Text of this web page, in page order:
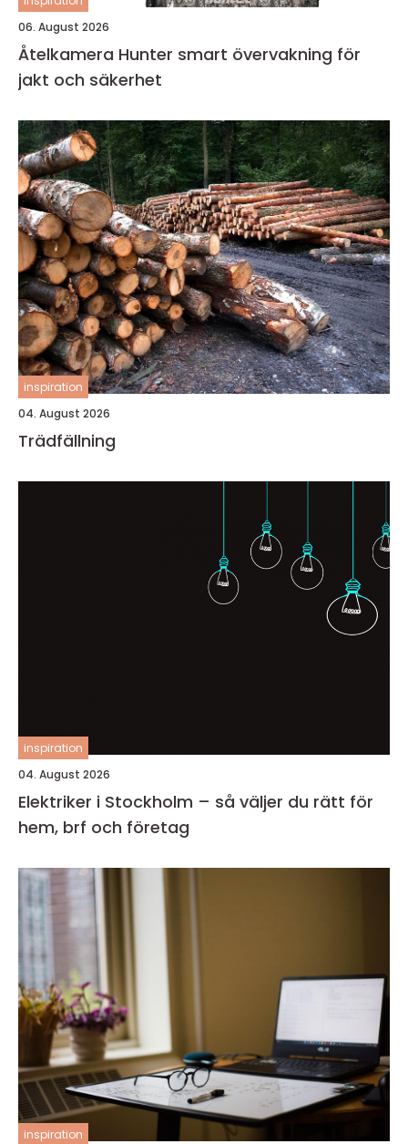
06. August 2026
Åtelkamera Hunter smart övervakning för
jakt och säkerhet
inspiration
04. August 2026
Trädfällning
inspiration
04. August 2026
Elektriker i Stockholm – så väljer du rätt för
hem, brf och företag
inspiration